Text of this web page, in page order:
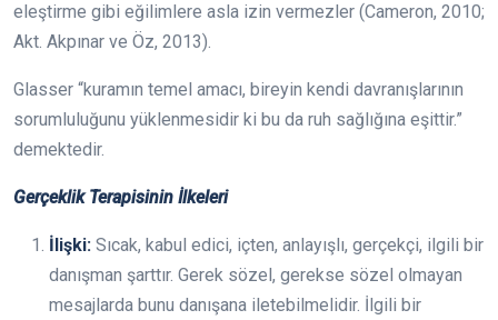
eleştirme gibi eğilimlere asla izin vermezler (Cameron, 2010;
Akt. Akpınar ve Öz, 2013).
Glasser “kuramın temel amacı, bireyin kendi davranışlarının
sorumluluğunu yüklenmesidir ki bu da ruh sağlığına eşittir.”
demektedir.
Gerçeklik Terapisinin İlkeleri
İlişki: Sıcak, kabul edici, içten, anlayışlı, gerçekçi, ilgili bir
danışman şarttır. Gerek sözel, gerekse sözel olmayan
mesajlarda bunu danışana iletebilmelidir. İlgili bir